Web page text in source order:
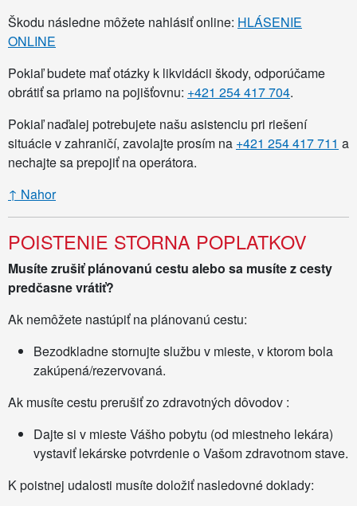
Škodu následne môžete nahlásiť online: HLÁSENIE
ONLINE
Pokiaľ budete mať otázky k likvidácii škody, odporúčame
obrátiť sa priamo na pojišťovnu: +421 254 417 704.
Pokiaľ naďalej potrebujete našu asistenciu pri riešení
situácie v zahraničí, zavolajte prosím na +421 254 417 711 a
nechajte sa prepojiť na operátora.
↑ Nahor
POISTENIE STORNA POPLATKOV
Musíte zrušiť plánovanú cestu alebo sa musíte z cesty
predčasne vrátiť?
Ak nemôžete nastúpiť na plánovanú cestu:
Bezodkladne stornujte službu v mieste, v ktorom bola
zakúpená/rezervovaná.
Ak musíte cestu prerušiť zo zdravotných dôvodov :
Dajte si v mieste Vášho pobytu (od miestneho lekára)
vystaviť lekárske potvrdenie o Vašom zdravotnom stave.
K poistnej udalosti musíte doložiť nasledovné doklady: